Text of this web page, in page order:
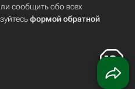
сообщить обо всех
формой обратной